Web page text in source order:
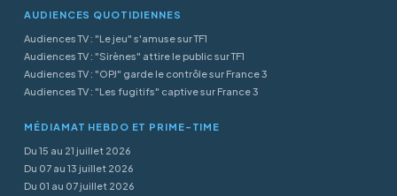
AUDIENCES QUOTIDIENNES
Audiences TV : "Le jeu" s'amuse sur TF1
Audiences TV : "Sirènes" attire le public sur TF1
Audiences TV : "OPJ" garde le contrôle sur France 3
Audiences TV : "Les fugitifs" captive sur France 3
MÉDIAMAT HEBDO ET PRIME-TIME
Du 15 au 21 juillet 2026
Du 07 au 13 juillet 2026
Du 01 au 07 juillet 2026